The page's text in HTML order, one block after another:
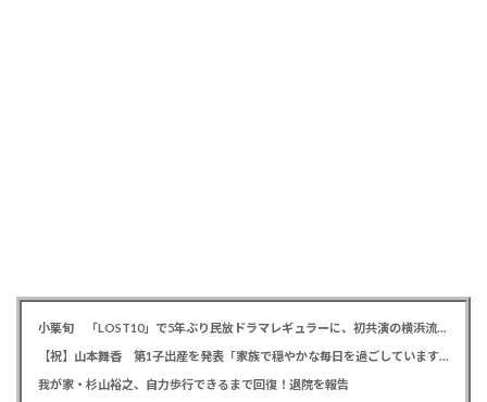
小栗旬 「LOST10」で5年ぶり民放ドラマレギュラーに、初共演の横浜流星とバディ役「もう最高です」
【祝】山本舞香 第1子出産を発表「家族で穏やかな毎日を過ごしています」、夫はマイファスHiro
我が家・杉山裕之、自力歩行できるまで回復！退院を報告